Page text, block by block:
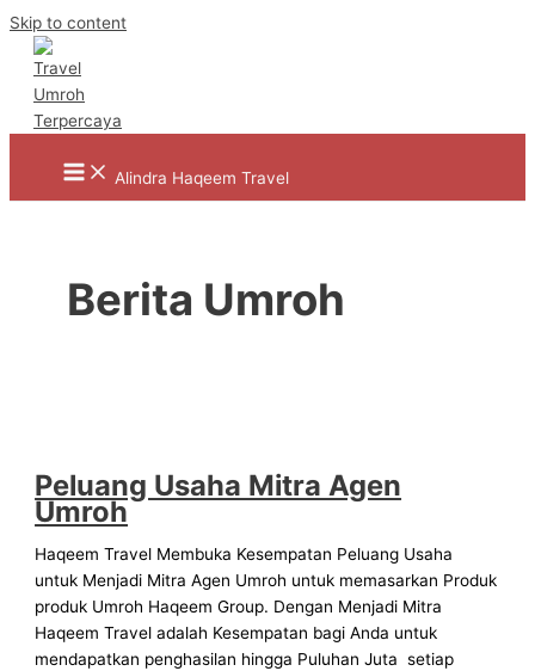
Skip to content
Alindra Haqeem Travel
Berita Umroh
Peluang Usaha Mitra Agen
Umroh
Haqeem Travel Membuka Kesempatan Peluang Usaha
untuk Menjadi Mitra Agen Umroh untuk memasarkan Produk
produk Umroh Haqeem Group. Dengan Menjadi Mitra
Haqeem Travel adalah Kesempatan bagi Anda untuk
mendapatkan penghasilan hingga Puluhan Juta setiap